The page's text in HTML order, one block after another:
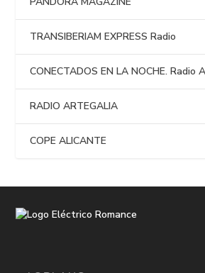
TRANSIBERIAM EXPRESS Radio
CONECTADOS EN LA NOCHE. Radio
RADIO ARTEGALIA
COPE ALICANTE